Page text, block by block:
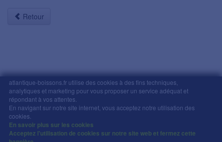
atlantique-boissons.fr utilise des cookies à des fins techniques,
analytiques et marketing pour vous proposer un service adéquat et
répondant à vos attentes.
En navigant sur notre site internet, vous acceptez notre utilisation des
cookies.
En savoir plus sur les cookies
Acceptez l'utilisation de cookies sur notre site web et fermez cette
Retour
Mentions légales-
Copyright © Atlantique Boissons Nantes / Devacom 2026
L'abus d'alcool est dangereux pour la santé, à
consommer avec modération.